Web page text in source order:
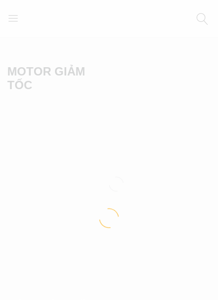
MOTOR GIẢM
TỐC